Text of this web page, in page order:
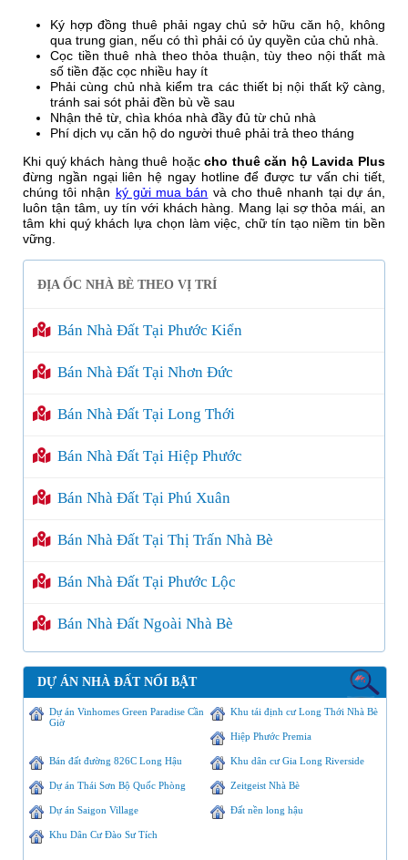
Ký hợp đồng thuê phải ngay chủ sở hữu căn hộ, không
qua trung gian, nếu có thì phải có ủy quyền của chủ nhà.
Cọc tiền thuê nhà theo thỏa thuận, tùy theo nội thất mà
số tiền đặc cọc nhiều hay ít
Phải cùng chủ nhà kiểm tra các thiết bị nội thất kỹ càng,
tránh sai sót phải đền bù về sau
Nhận thẻ từ, chìa khóa nhà đầy đủ từ chủ nhà
Phí dịch vụ căn hộ do người thuê phải trả theo tháng
Khi quý khách hàng thuê hoặccho thuê căn hộ Lavida Plus
đừng ngần ngại liên hệ ngay hotline để được tư vấn chi tiết,
chúng tôi nhận ký gửi mua bán và cho thuê nhanh tại dự án,
luôn tận tâm, uy tín với khách hàng. Mang lại sợ thỏa mái, an
tâm khi quý khách lựa chọn làm việc, chữ tín tạo niềm tin bền
vững.
ĐỊA ỐC NHÀ BÈ THEO VỊ TRÍ
Bán Nhà Đất Tại Phước Kiển
Bán Nhà Đất Tại Nhơn Đức
Bán Nhà Đất Tại Long Thới
Bán Nhà Đất Tại Hiệp Phước
Bán Nhà Đất Tại Phú Xuân
Bán Nhà Đất Tại Thị Trấn Nhà Bè
Bán Nhà Đất Tại Phước Lộc
Bán Nhà Đất Ngoài Nhà Bè
DỰ ÁN NHÀ ĐẤT NỔI BẬT
Dự án Vinhomes Green Paradise Cần
Giờ
Khu tái định cư Long Thới Nhà Bè
Hiệp Phước Premia
Bán đất đường 826C Long Hậu Khu dân cư Gia Long Riverside
Dự án Thái Sơn Bộ Quốc Phòng Zeitgeist Nhà Bè
Dự án Saigon Village Đất nền long hậu
Khu Dân Cư Đào Sư Tích